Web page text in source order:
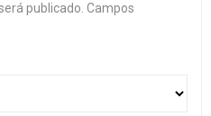
publicado. Campos